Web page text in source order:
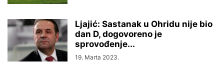
Ljajić: Sastanak u Ohridu nije bio
dan D, dogovoreno je
sprovođenje...
19. Marta 2023.